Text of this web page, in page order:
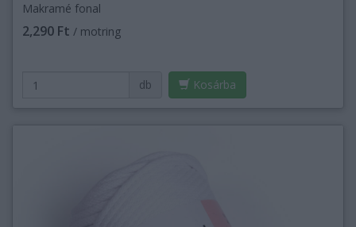
Makramé fonal
2,290 Ft / motring
db Kosárba